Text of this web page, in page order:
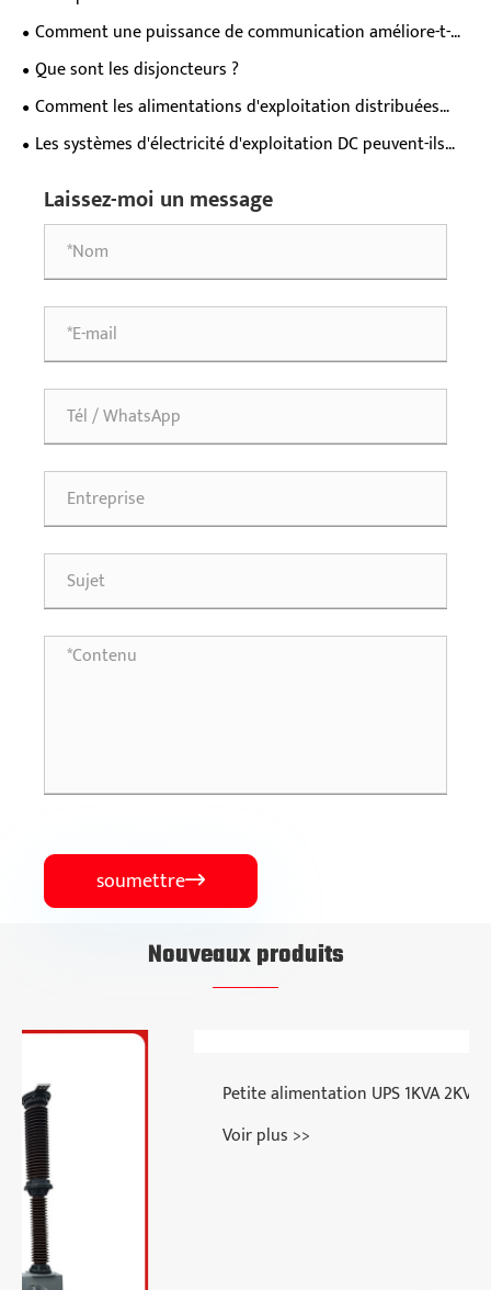
industrielle stable ?
fréquence pour une protection électrique de niveau
supérieur ?
Comment une puissance de communication améliore-t-
elle la fiabilité des réseaux modernes ?
Que sont les disjoncteurs ?
Comment les alimentations d'exploitation distribuées
traitent-elles les points de douleur à l'alimentation
électrique de l'équipement décentralisé dans les champs
clés?
Les systèmes d'électricité d'exploitation DC peuvent-ils
Laissez-moi un message
soumettre
Nouveaux produits
Petite alimentation UPS 1KVA 2KVA 3kVA